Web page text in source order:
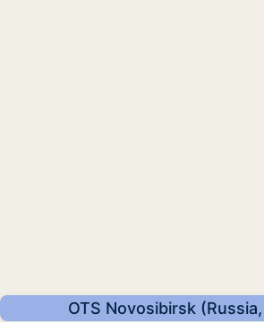
OTS Novosibirsk